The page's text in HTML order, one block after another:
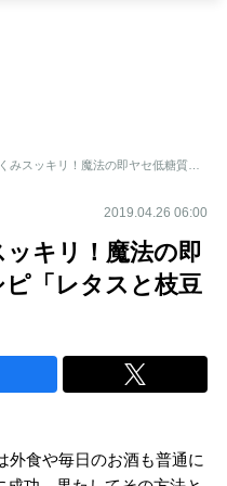
代謝アップ＆むくみスッキリ！魔法の即ヤセ低糖質スープレシピ「レタスと枝豆のレモンポタージュ」
2019.04.26 06:00
キリ！魔法の即
「レタスと枝豆
外食や毎日のお酒も普通に